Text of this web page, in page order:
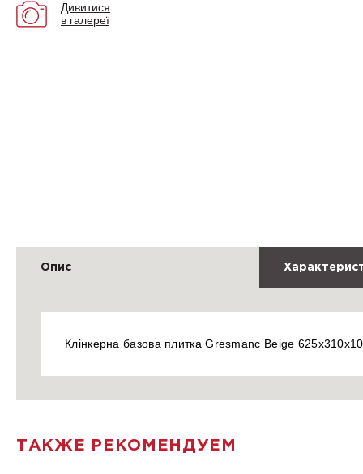
Дивитися
в галереї
Опис
Клінкерна базова плитка Gresmanc Beige
ТАКЖЕ РЕКОМЕНДУЕМ